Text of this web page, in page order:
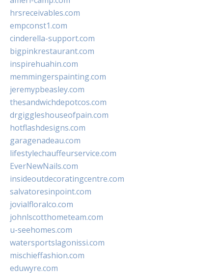
hrsreceivables.com
empconst1.com
cinderella-support.com
bigpinkrestaurant.com
inspirehuahin.com
memmingerspainting.com
jeremypbeasley.com
thesandwichdepotcos.com
drgiggleshouseofpain.com
hotflashdesigns.com
garagenadeau.com
lifestylechauffeurservice.com
EverNewNails.com
insideoutdecoratingcentre.com
salvatoresinpoint.com
jovialfloralco.com
johnlscotthometeam.com
u-seehomes.com
watersportslagonissi.com
mischieffashion.com
eduwyre.com